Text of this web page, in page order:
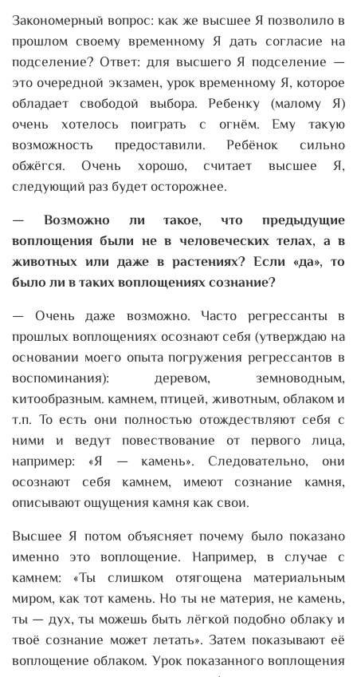
Закономерный вопрос: как же высшее Я позволило в
прошлом своему временному Я дать согласие на
подселение? Ответ: для высшего Я подселение —
это очередной экзамен, урок временному Я, которое
обладает свободой выбора. Ребенку (малому Я)
очень хотелось поиграть с огнём. Ему такую
возможность предоставили. Ребёнок сильно
обжёгся. Очень хорошо, считает высшее Я,
следующий раз будет осторожнее.
— Возможно ли такое, что предыдущие
воплощения были не в человеческих телах, а в
животных или даже в растениях? Если «да», то
было ли в таких воплощениях сознание?
— Очень даже возможно. Часто регрессанты в
прошлых воплощениях осознают себя (утверждаю на
основании моего опыта погружения регрессантов в
воспоминания): деревом, земноводным,
китообразным. камнем, птицей, животным, облаком и
т.п. То есть они полностью отождествляют себя с
ними и ведут повествование от первого лица,
например: «Я — камень». Следовательно, они
осознают себя камнем, имеют сознание камня,
описывают ощущения камня как свои.
Высшее Я потом объясняет почему было показано
именно это воплощение. Например, в случае с
камнем: «Ты слишком отягощена материальным
миром, как тот камень. Но ты не материя, не камень,
ты — дух, ты можешь быть лёгкой подобно облаку и
твоё сознание может летать». Затем показывают её
воплощение облаком. Урок показанного воплощения